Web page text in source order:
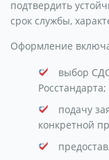
подтвердить
срок службы,
Оформление
выбор
Росстандарта;
подачу
конкретной